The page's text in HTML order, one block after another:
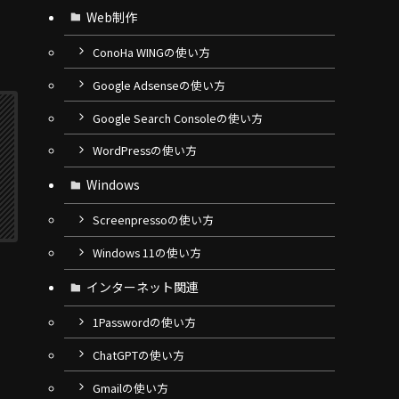
Web制作
ConoHa WINGの使い方
Google Adsenseの使い方
Google Search Consoleの使い方
WordPressの使い方
Windows
Screenpressoの使い方
Windows 11の使い方
インターネット関連
1Passwordの使い方
ChatGPTの使い方
Gmailの使い方